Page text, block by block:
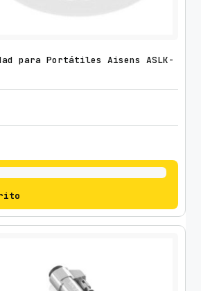
para Portátiles Aisens ASLK-